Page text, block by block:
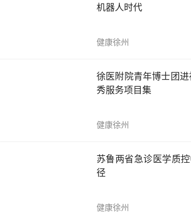
机器人时代
健康徐州
徐医附院青年博士团
秀服务项目集
健康徐州
苏鲁两省急诊医学质
径
健康徐州